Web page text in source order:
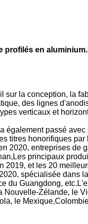
profilés en
sur la conception, la
des lignes
verticaux et
également passé
titres honorifiques par
2020, entreprises de
principaux
2019, et les 20
spécialisée dans
du Guangdong,
Nouvelle-Zélande, le
le